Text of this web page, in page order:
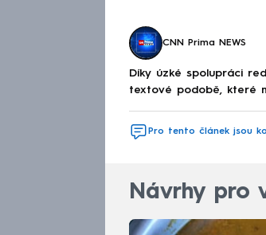
CNN Prima NEWS
Díky úzké spolupráci
textové podobě, které
Pro tento článek jsou
Návrhy pro